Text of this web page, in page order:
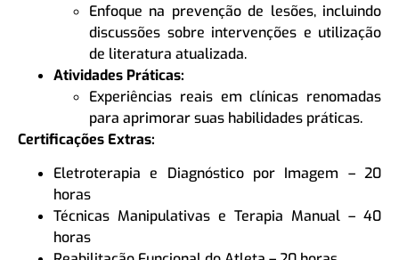
Enfoque na prevenção de lesões, incluindo
discussões sobre intervenções e utilização
de literatura atualizada.
Atividades Práticas:
Experiências reais em clínicas renomadas
para aprimorar suas habilidades práticas.
Certificações Extras:
Eletroterapia e Diagnóstico por Imagem – 20
horas
Técnicas Manipulativas e Terapia Manual – 40
horas